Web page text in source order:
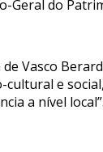
do
Vasco
e
a nível